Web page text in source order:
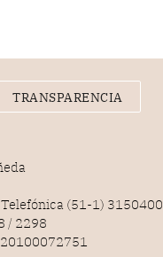
TRANSPARENCIA
(51-1) 3150400
/ 2298
20100072751